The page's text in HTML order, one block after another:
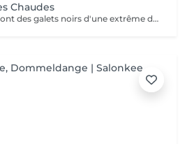
Chaudes
Les pierres de basalte sont des galets noirs d'une extrême douceur. Ils sont chauffés et disposés sur les chakras de votre corps (sur face arrière uniquement pour le massage d'1h; corps complet sur 1h30). L'action relaxante de la chaleur des pierres et l'action en alternance du massage manuel et des pierres se combinent pour vous emmener dans un espace de détente et de sérénité des plus profondes. Ce massage est idéal pour combattre le stress accumulé et donc la tension musculaire ainsi que la fatigue qu'il génère. Il permet un retour aux sources et aux éléments, soulage les douleurs musculaires et articulaires, favorise le drainage et fluidifie la circulation sanguine.